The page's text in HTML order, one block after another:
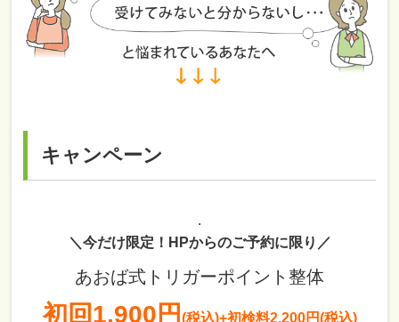
キャンペーン
.
＼今だけ限定！HPからのご予約に限り／
あおば式トリガーポイント整体
初回1,900円 (税込)+初検料2,200円(税込)